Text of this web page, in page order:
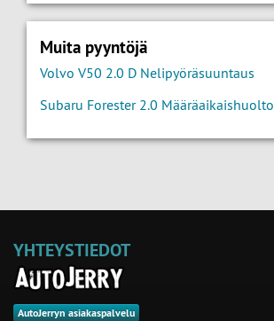
Muita pyyntöjä
Volvo V50 2.0 D Nelipyöräsuuntaus
Subaru Forester 2.0 Määräaikaishuolto
YHTEYSTIEDOT
AutoJerryn asiakaspalvelu